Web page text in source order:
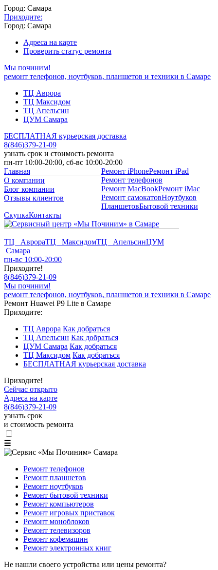
Город: Самара
Приходите:
Город: Самара
Адреса на карте
Проверить статус ремонта
Мы починим!
ремонт телефонов, ноутбуков, планшетов и техники в Самаре
ТЦ Аврора
ТЦ Максидом
ТЦ Апельсин
ЦУМ Самара
БЕСПЛАТНАЯ курьерская доставка
8(846)379-21-09
узнать срок и стоимость ремонта
пн-пт 10:00-20:00, сб-вс 10:00-20:00
Главная
О компании
Блог компании
Отзывы клиентов
Ремонт iPhoneРемонт iPad
Ремонт телефонов
Ремонт MacBookРемонт iMac
Ремонт самокатовНоутбуков
ПланшетовБытовой техники
СкупкаКонтакты
ТЦ АврораТЦ МаксидомТЦ АпельсинЦУМ
Самара
пн-вс 10:00-20:00
Приходите!
8(846)379-21-09
Мы починим!
ремонт телефонов, ноутбуков, планшетов и техники в Самаре
Ремонт Huawei P9 Lite в Самаре
Приходите:
ТЦ Аврора Как добраться
ТЦ Апельсин Как добраться
ЦУМ Самара Как добраться
ТЦ Максидом Как добраться
БЕСПЛАТНАЯ курьерская доставка
Приходите!
Сейчас открыто
Адреса на карте
8(846)379-21-09
узнать срок
и стоимость ремонта
☰
Ремонт телефонов
Ремонт планшетов
Ремонт ноутбуков
Ремонт бытовой техники
Ремонт компьютеров
Ремонт игровых приставок
Ремонт моноблоков
Ремонт телевизоров
Ремонт кофемашин
Ремонт электронных книг
Не нашли своего устройства или цены ремонта?